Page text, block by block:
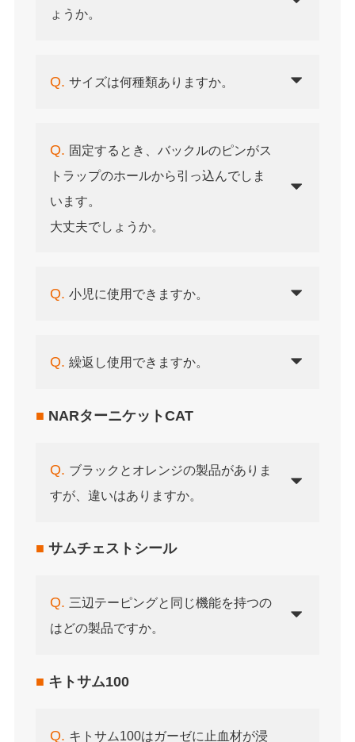
ょうか。
Q. サイズは何種類ありますか。
Q. 固定するとき、バックルのピンがス
トラップのホールから引っ込んでしま
います。
大丈夫でしょうか。
Q. 小児に使用できますか。
Q. 繰返し使用できますか。
■ NARターニケットCAT
Q. ブラックとオレンジの製品がありま
すが、違いはありますか。
■ サムチェストシール
Q. 三辺テーピングと同じ機能を持つの
はどの製品ですか。
■ キトサム100
Q. キトサム100はガーゼに止血材が浸